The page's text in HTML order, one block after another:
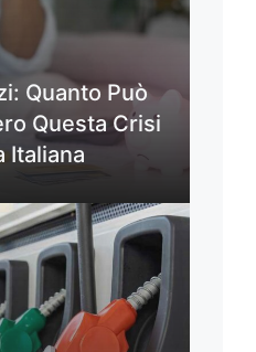
Quanto Può
Questa Crisi
Italiana